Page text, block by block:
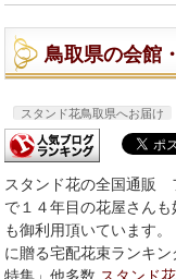
鳥取県の会館
スタンド花鳥取県へお届け
スタンド花の全国通販
で１４年目の花屋さん
も御利用頂いています
に贈る宅配花束ランキ